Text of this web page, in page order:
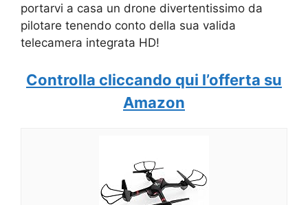
portarvi a casa un drone divertentissimo da
pilotare tenendo conto della sua valida
telecamera integrata HD!
Controlla cliccando qui l’offerta su
Amazon